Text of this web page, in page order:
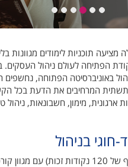
תוכניות לימודים מגוונות
הפתיחה לעולם ניהול העסקים.
באוניברסיטה הפתוחה, נחשפים
תשתית המרחיבים את הדעת בכל
ארגונית, מימון, חשבונאות, ניהול
חוגי בניהול
תוכנית לימודים (בהיקף של 120 נקודות זכות) עם